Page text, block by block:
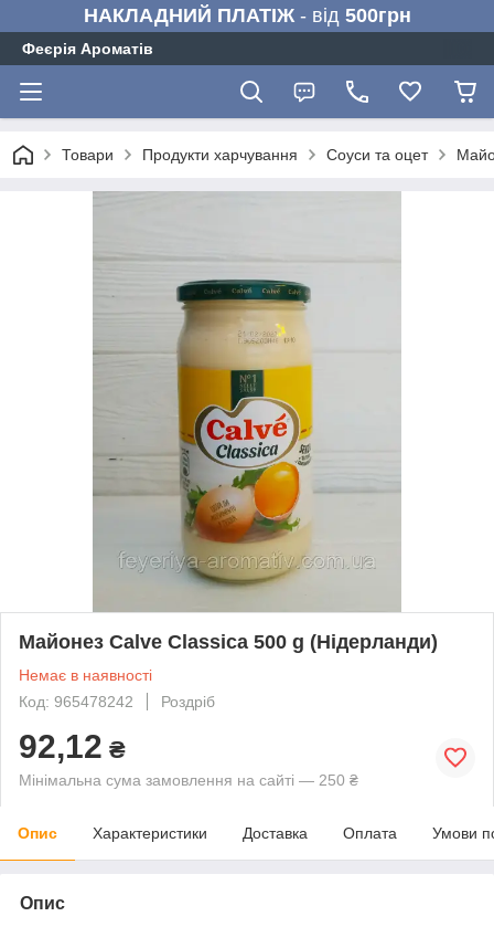
НАКЛАДНИЙ ПЛАТІЖ- від 500грн
Феєрія Ароматів
Товари Продукти харчування Соуси та оцет
Майонез Calve Classica 500 g (Нідерланди)
Немає в наявності
Код: 965478242
Роздріб
92,12 ₴
Мінімальна сума замовлення на сайті — 250 ₴
Опис Характеристики Доставка Оплата Умови
Опис